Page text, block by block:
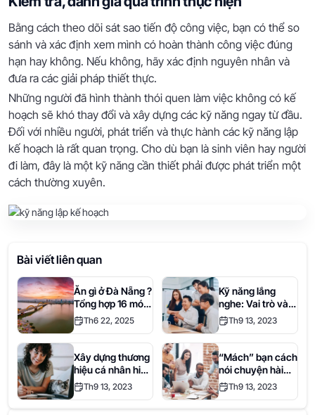
Bằng cách theo dõi sát sao tiến độ công việc, bạn có thể so
sánh và xác định xem mình có hoàn thành công việc đúng
hạn hay không. Nếu không, hãy xác định nguyên nhân và
đưa ra các giải pháp thiết thực.
Những người đã hình thành thói quen làm việc không có kế
hoạch sẽ khó thay đổi và xây dựng các kỹ năng ngay từ đầu.
Đối với nhiều người, phát triển và thực hành các kỹ năng lập
kế hoạch là rất quan trọng. Cho dù bạn là sinh viên hay người
đi làm, đây là một kỹ năng cần thiết phải được phát triển một
cách thường xuyên.
Bài viết liên quan
Ăn gì ở Đà Nẵng ?
Tổng hợp 16 món
ngon lừng danh
nhất định bạn
phải thử một lần
trong đời.
Th6 22, 2025
Kỹ năng lắng
nghe: Vai trò và
phương pháp rèn
luyện hiệu quả
Th9 13, 2023
Xây dựng thương
hiệu cá nhân hiệu
quả cùng Where
S
Th9 13, 2023
“Mách” bạn cách
nói chuyện hài
hước và hóm hỉnh
gây ấn tượng khi
giao tiếp
Th9 13, 2023